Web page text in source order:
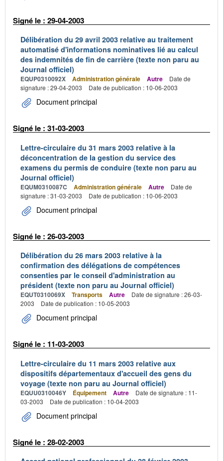
Signé le : 29-04-2003
Délibération du 29 avril 2003 relative au traitement
automatisé d'informations nominatives lié au calcul
des indemnités de fin de carrière (texte non paru au
Journal officiel)
EQUP0310092X Administration générale Autre
Date de
signature : 29-04-2003
Date de publication : 10-06-2003
Document principal
Signé le : 31-03-2003
Lettre-circulaire du 31 mars 2003 relative à la
déconcentration de la gestion du service des
examens du permis de conduire (texte non paru au
Journal officiel)
EQUM0310087C Administration générale Autre
Date de
signature : 31-03-2003
Date de publication : 10-06-2003
Document principal
Signé le : 26-03-2003
Délibération du 26 mars 2003 relative à la
confirmation des délégations de compétences
consenties par le conseil d'administration au
président (texte non paru au Journal officiel)
EQUT0310069X Transports Autre
Date de signature : 26-03-
2003
Date de publication : 10-05-2003
Document principal
Signé le : 11-03-2003
Lettre-circulaire du 11 mars 2003 relative aux
dispositifs départementaux d'accueil des gens du
voyage (texte non paru au Journal officiel)
EQUU0310046Y Équipement Autre
Date de signature : 11-
03-2003
Date de publication : 10-04-2003
Document principal
Signé le : 28-02-2003